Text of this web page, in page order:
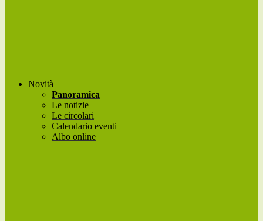
Novità
Panoramica
Le notizie
Le circolari
Calendario eventi
Albo online